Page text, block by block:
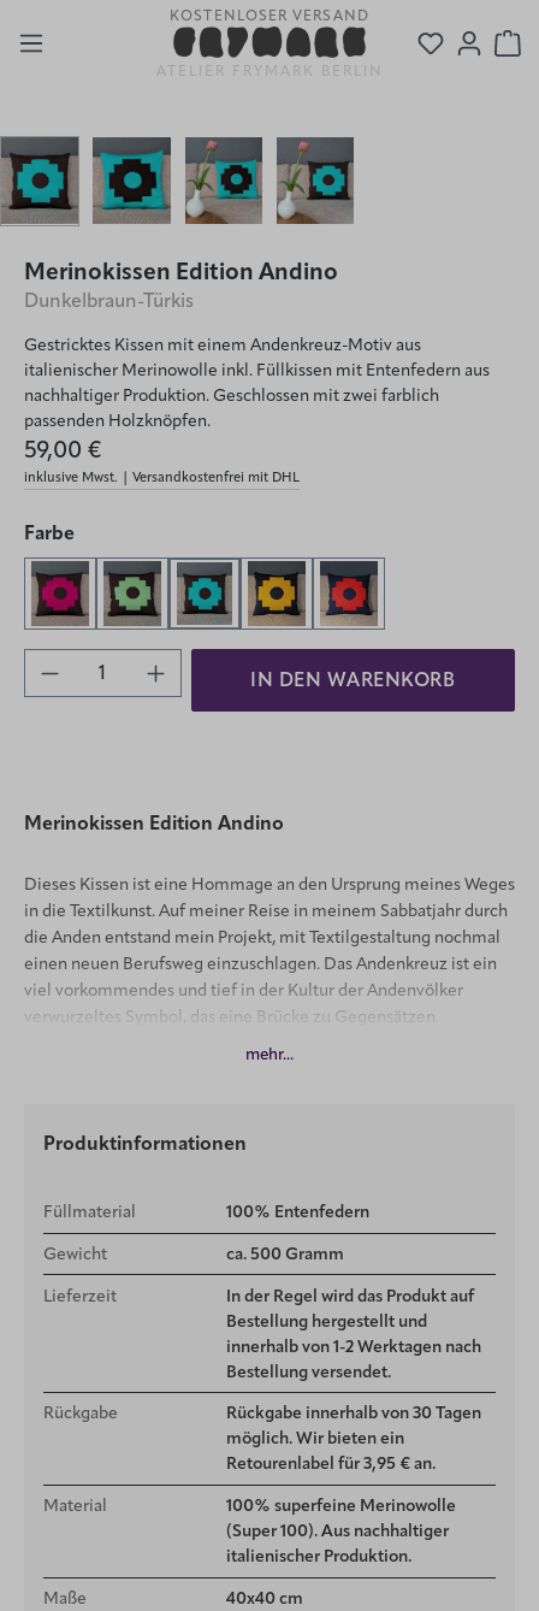
Zum Hauptinhalt springen30 TAGE RÜCKGABE
ATELIER FRYMARK BERLIN
Du hast 0
Merinokissen Edition Andino
Dunkelbraun-Türkis
Gestricktes Kissen mit einem Andenkreuz-Motiv aus
italienischer Merinowolle inkl. Füllkissen mit Entenfedern aus
nachhaltiger Produktion. Geschlossen mit zwei farblich
passenden Holzknöpfen.
59,00 €
inklusive Mwst. | Versandkostenfrei mit DHL
Farbeauswählen
Dunkelbraun-Fuchsia
Dunkelbraun-Hellgrün
Dunkelbraun-Türkis
Gelb-BlauRot-Blau
Produkt Anzahl: Gib den gewünschten
IN DEN WARENKORB
Merinokissen Edition Andino
Dieses Kissen ist eine Hommage an den Ursprung meines Weges
in die Textilkunst. Auf meiner Reise in meinem Sabbatjahr durch
die Anden entstand mein Projekt, mit Textilgestaltung nochmal
einen neuen Berufsweg einzuschlagen. Das Andenkreuz ist ein
viel vorkommendes und tief in der Kultur der Andenvölker
verwurzeltes Symbol, das eine Brücke zu Gegensätzen
mehr...
Produktinformationen
Füllmaterial 100% Entenfedern
Gewicht ca. 500 Gramm
Lieferzeit
In der Regel wird das Produkt auf
Bestellung hergestellt und
innerhalb von 1-2 Werktagen nach
Bestellung versendet.
Rückgabe
Rückgabe innerhalb von 30 Tagen
möglich. Wir bieten ein
Retourenlabel für 3,95 € an.
Material
100% superfeine Merinowolle
(Super 100). Aus nachhaltiger
italienischer Produktion.
Maße 40x40 cm